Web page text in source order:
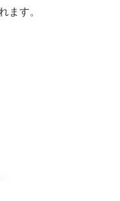
ます。